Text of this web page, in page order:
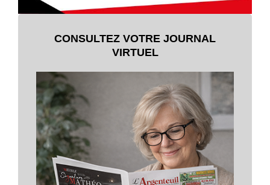
CONSULTEZ VOTRE JOURNAL
VIRTUEL